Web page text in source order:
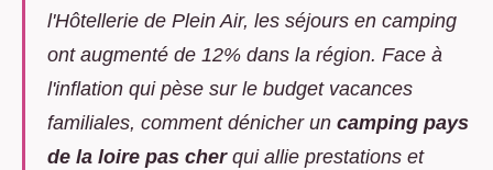
l'Hôtellerie de Plein Air, les séjours en camping
ont augmenté de 12% dans la région. Face à
l'inflation qui pèse sur le budget vacances
familiales, comment dénicher un camping pays
de la loire pas cherqui allie prestations et